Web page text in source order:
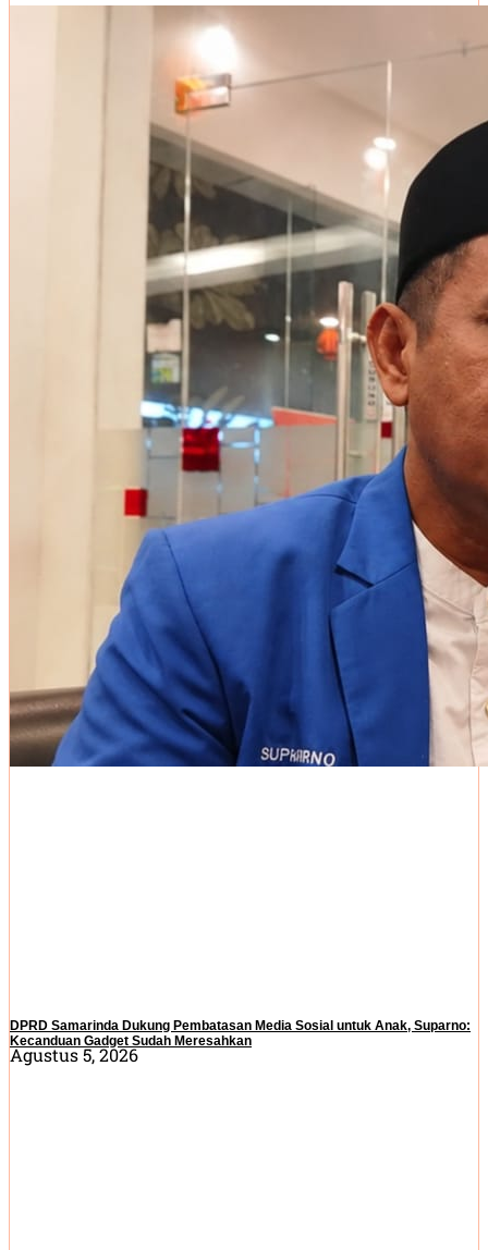
DPRD Samarinda Dukung Pembatasan Media Sosial untuk Anak, Suparno:
Kecanduan Gadget Sudah Meresahkan
Agustus 5, 2026